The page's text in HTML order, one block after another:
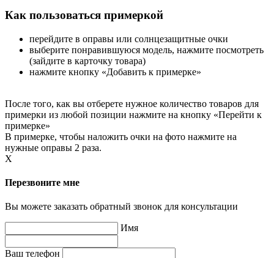
Как пользоваться примеркой
перейдите в оправы или солнцезащитные очки
выберите понравившуюся модель, нажмите посмотреть
(зайдите в карточку товара)
нажмите кнопку «Добавить к примерке»
После того, как вы отберете нужное количество товаров для
примерки из любой позиции нажмите на кнопку «Перейти к
примерке»
В примерке, чтобы наложить очки на фото нажмите на
нужные оправы 2 раза.
X
Перезвоните мне
Вы можете заказать обратный звонок для консультации
Имя
Ваш телефон